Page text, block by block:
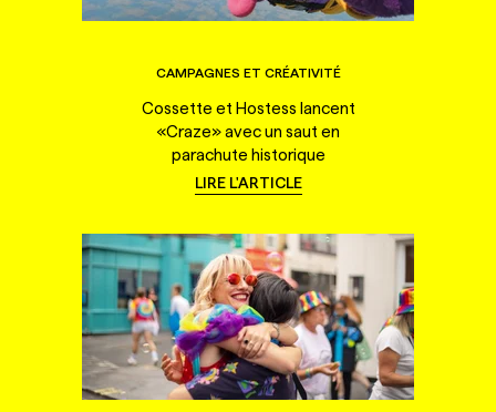
CAMPAGNES ET CRÉATIVITÉ
Cossette et Hostess lancent
«Craze» avec un saut en
parachute historique
LIRE L'ARTICLE